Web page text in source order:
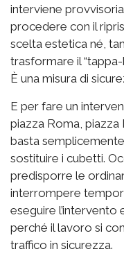
interviene
procedere con il
scelta estetica né,
trasformare il
È una misura di
E per fare un
piazza Roma, piazza
basta
sostituire i cubetti.
predisporre le
interrompere
eseguire l’intervento
perché il lavoro si
traffico in sicurezza.